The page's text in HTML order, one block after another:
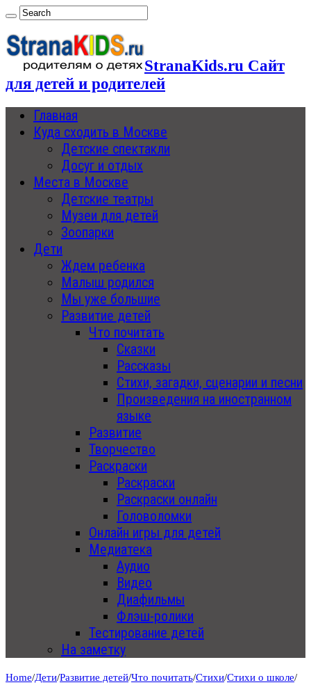
StranaKids.ru Сайт
для детей и родителей
Главная
Куда сходить в Москве
Детские спектакли
Досуг и отдых
Места в Москве
Детские театры
Музеи для детей
Зоопарки
Дети
Ждем ребенка
Малыш родился
Мы уже большие
Развитие детей
Что почитать
Сказки
Рассказы
Стихи, загадки, сценарии и песни
Произведения на иностранном
языке
Развитие
Творчество
Раскраски
Раскраски
Раскраски онлайн
Головоломки
Онлайн игры для детей
Медиатека
Аудио
Видео
Диафильмы
Флэш-ролики
Тестирование детей
На заметку
Home/Дети/Развитие детей/Что почитать/Стихи/Стихи о школе/